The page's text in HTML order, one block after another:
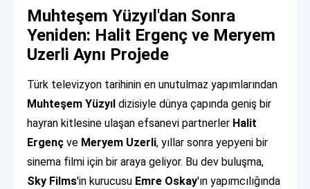
Muhteşem Yüzyıl'dan Sonra
Yeniden: Halit Ergenç ve Meryem
Uzerli Aynı Projede
Türk televizyon tarihinin en unutulmaz yapımlarından
Muhteşem Yüzyıl dizisiyle dünya çapında geniş bir
hayran kitlesine ulaşan efsanevi partnerler Halit
Ergenç ve Meryem Uzerli, yıllar sonra yepyeni bir
sinema filmi için bir araya geliyor. Bu dev buluşma,
Sky Films'in kurucusu Emre Oskay'ın yapımcılığında